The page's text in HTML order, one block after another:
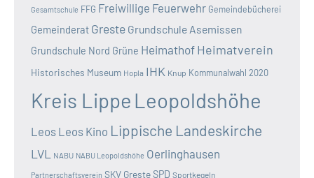
Gesamtschule FFG Freiwillige Feuerwehr Gemeindebücherei
Gemeinderat Greste Grundschule Asemissen
Grundschule Nord Grüne Heimathof Heimatverein
Historisches Museum Hopla IHK Knup Kommunalwahl 2020
Kreis Lippe Leopoldshöhe
Leos Leos Kino Lippische Landeskirche
LVL NABU NABU Leopoldshöhe Oerlinghausen
Partnerschaftsverein SKV GresteSPD Sportkegeln